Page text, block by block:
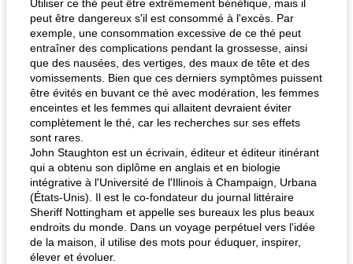
Utiliser ce thé peut être extrêmement bénéfique, mais il
peut être dangereux s'il est consommé à l'excès. Par
exemple, une consommation excessive de ce thé peut
entraîner des complications pendant la grossesse, ainsi
que des nausées, des vertiges, des maux de tête et des
vomissements. Bien que ces derniers symptômes puissent
être évités en buvant ce thé avec modération, les femmes
enceintes et les femmes qui allaitent devraient éviter
complètement le thé, car les recherches sur ses effets
sont rares.
John Staughton est un écrivain, éditeur et éditeur itinérant
qui a obtenu son diplôme en anglais et en biologie
intégrative à l'Université de l'Illinois à Champaign, Urbana
(États-Unis). Il est le co-fondateur du journal littéraire
Sheriff Nottingham et appelle ses bureaux les plus beaux
endroits du monde. Dans un voyage perpétuel vers l'idée
de la maison, il utilise des mots pour éduquer, inspirer,
élever et évoluer.